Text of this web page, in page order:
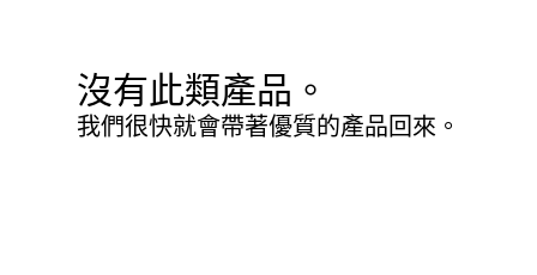
沒有此類產品。
我們很快就會帶著優質的產品回來。